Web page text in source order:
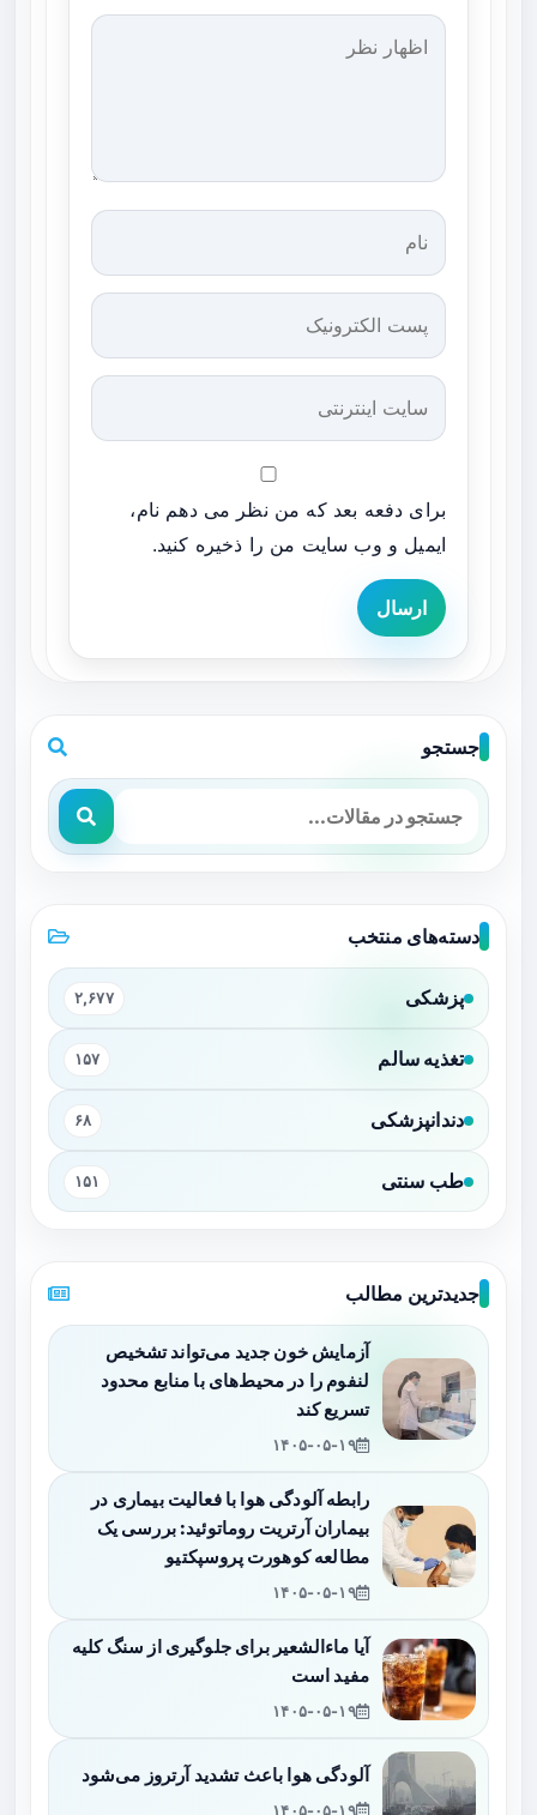
برای دفعه بعد که من نظر می دهم نام،
ایمیل و وب سایت من را ذخیره کنید.
ارسال
جستجو
دسته‌های منتخب
پزشکی ۲,۶۷۷
تغذیه سالم ۱۵۷
دندانپزشکی ۶۸
طب سنتی ۱۵۱
جدیدترین مطالب
آزمایش خون جدید می‌تواند تشخیص
لنفوم را در محیط‌های با منابع محدود
تسریع کند
۱۴۰۵-۰۵-۱۹
رابطه آلودگی هوا با فعالیت بیماری در
بیماران آرتریت روماتوئید: بررسی یک
مطالعه کوهورت پروسپکتیو
۱۴۰۵-۰۵-۱۹
آیا ماءالشعیر برای جلوگیری از سنگ کلیه
مفید است
۱۴۰۵-۰۵-۱۹
آلودگی هوا باعث تشدید آرتروز می‌شود
۱۴۰۵-۰۵-۱۹